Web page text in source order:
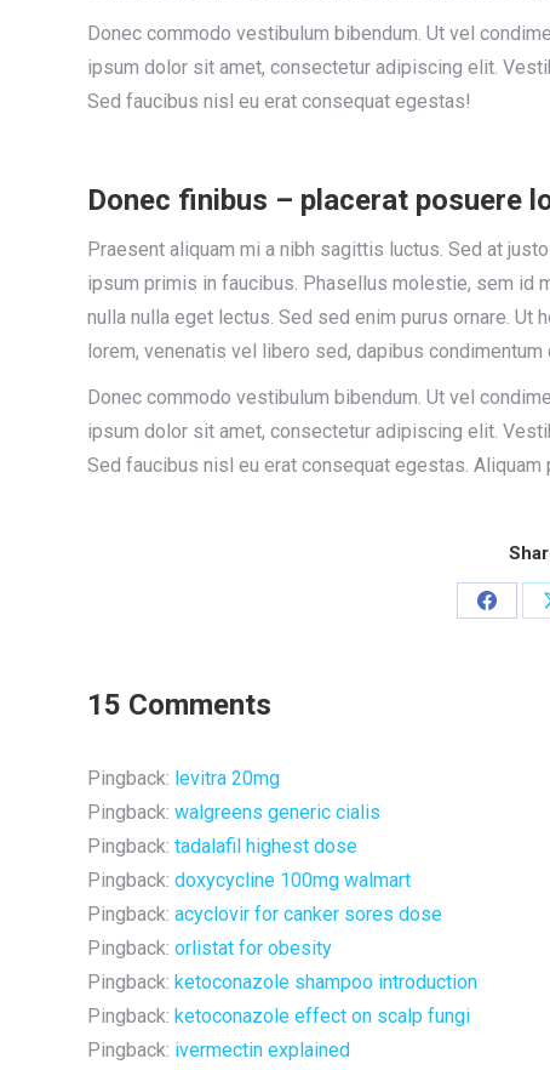
Donec commodo vestibulum bibendum. Ut vel
ipsum dolor sit amet, consectetur adipiscing elit.
Sed faucibus nisl eu erat consequat egestas!
Donec finibus – placerat posuere
Praesent aliquam mi a nibh sagittis luctus. Sed at
ipsum primis in faucibus. Phasellus molestie, sem
nulla nulla eget lectus. Sed sed enim purus ornare. Ut
lorem, venenatis vel libero sed, dapibus
Donec commodo vestibulum bibendum. Ut vel
ipsum dolor sit amet, consectetur adipiscing elit.
Sed faucibus nisl eu erat consequat egestas. Aliquam
Share
15 Comments
Pingback: levitra 20mg
Pingback: walgreens generic cialis
Pingback: tadalafil highest dose
Pingback: doxycycline 100mg walmart
Pingback: acyclovir for canker sores dose
Pingback: orlistat for obesity
Pingback: ketoconazole shampoo introduction
Pingback: ketoconazole effect on scalp fungi
Pingback: ivermectin explained